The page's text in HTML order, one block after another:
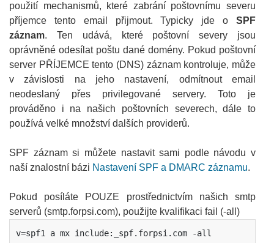
použití mechanismů, které zabrání poštovnímu severu
příjemce tento email přijmout. Typicky jde o SPF
záznam. Ten udává, které poštovní severy jsou
oprávněné odesílat poštu dané domény. Pokud poštovní
server PŘÍJEMCE tento (DNS) záznam kontroluje, může
v závislosti na jeho nastavení, odmítnout email
neodeslaný přes privilegované servery. Toto je
prováděno i na našich poštovních severech, dále to
používá velké množství dalších providerů.
SPF záznam si můžete nastavit sami podle návodu v
naší znalostní bázi Nastavení SPF a DMARC záznamu.
Pokud posíláte POUZE prostřednictvím našich smtp
serverů (smtp.forpsi.com), použijte kvalifikaci fail (-all)
v=spf1 a mx include:_spf.forpsi.com -all